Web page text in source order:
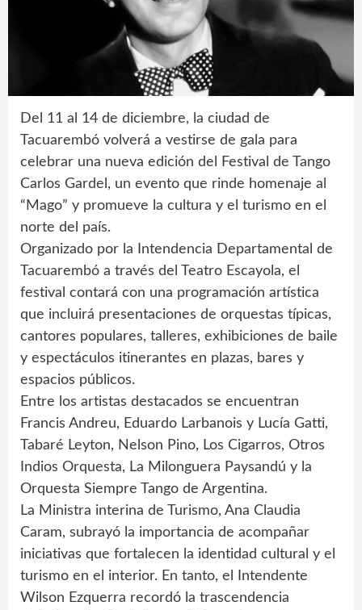
Del 11 al 14 de diciembre, la ciudad de
Tacuarembó volverá a vestirse de gala para
celebrar una nueva edición del Festival de Tango
Carlos Gardel, un evento que rinde homenaje al
“Mago” y promueve la cultura y el turismo en el
norte del país.
Organizado por la Intendencia Departamental de
Tacuarembó a través del Teatro Escayola, el
festival contará con una programación artística
que incluirá presentaciones de orquestas típicas,
cantores populares, talleres, exhibiciones de baile
y espectáculos itinerantes en plazas, bares y
espacios públicos.
Entre los artistas destacados se encuentran
Francis Andreu, Eduardo Larbanois y Lucía Gatti,
Tabaré Leyton, Nelson Pino, Los Cigarros, Otros
Indios Orquesta, La Milonguera Paysandú y la
Orquesta Siempre Tango de Argentina.
La Ministra interina de Turismo, Ana Claudia
Caram, subrayó la importancia de acompañar
iniciativas que fortalecen la identidad cultural y el
turismo en el interior. En tanto, el Intendente
Wilson Ezquerra recordó la trascendencia